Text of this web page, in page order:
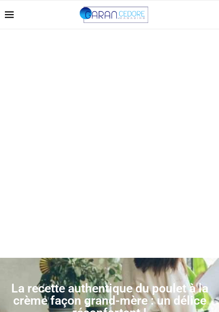
La recette authentique du poulet à la
crème façon grand-mère : un délice